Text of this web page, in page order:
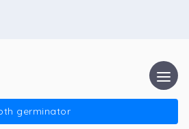
germinator